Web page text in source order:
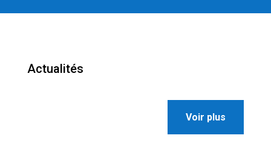
Actualités
Voir plus